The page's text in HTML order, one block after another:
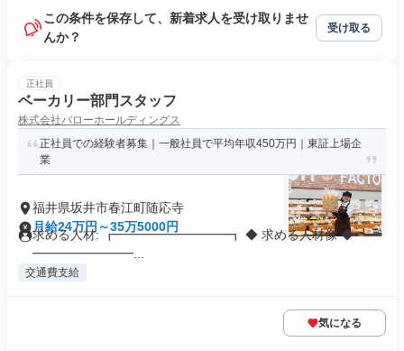
この条件を保存して、新着求人を受け取りませ
んか？
受け取る
正社員
ベーカリー部門スタッフ
株式会社バローホールディングス
正社員での経験者募集｜一般社員で平均年収450万円｜東証上場企
業
福井県坂井市春江町随応寺
月給24万円～35万5000円
求める人材: ┏━━━━━━━━━┓ ◆ 求める人材像 ◆ ┗━
━━━━━━━━...
交通費支給
気になる